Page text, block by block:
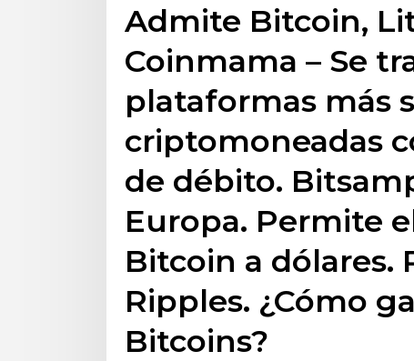
Admite Bitcoin,
Coinmama – Se
plataformas más
criptomoneadas
de débito.
Europa. Permite
Bitcoin a dólares.
Ripples. ¿Cómo
Bitcoins?